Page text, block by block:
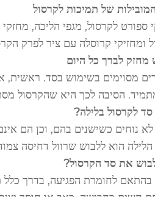
ספורט לקרסול, מגפי הליכה,
ומחזיקי קרוסלה עם ציר לפרק
מסוימים בשימוש בסד. ראשית,
הסיבה לכך היא שהקרסול
לא נוחים כשישנים בהם, וכן הם
הוא ללבוש שרוול דחיסה